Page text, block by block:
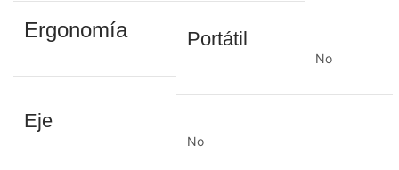
Ergonomía Portátil
No
Eje
No